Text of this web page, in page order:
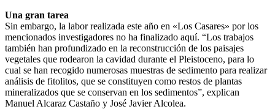
Una gran tarea
Sin embargo, la labor realizada este año en «Los Casares» por los
mencionados investigadores no ha finalizado aquí. “Los trabajos
también han profundizado en la reconstrucción de los paisajes
vegetales que rodearon la cavidad durante el Pleistoceno, para lo
cual se han recogido numerosas muestras de sedimento para realizar
análisis de fitolitos, que se constituyen como restos de plantas
mineralizados que se conservan en los sedimentos”, explican
Manuel Alcaraz Castaño y José Javier Alcolea.